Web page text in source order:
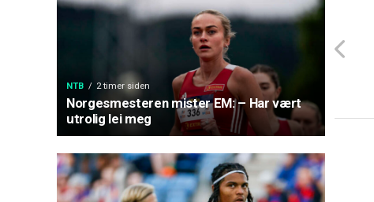
NTB 2 timer siden
Norgesmesteren mister EM: – Har vært
utrolig lei meg